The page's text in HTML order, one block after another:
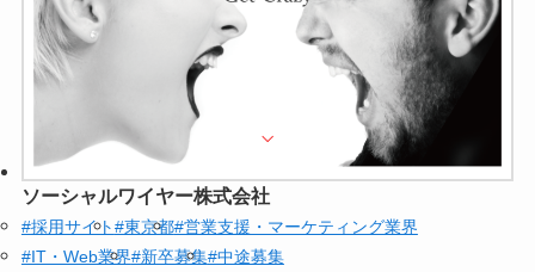
ソーシャルワイヤー株式会社
#採用サイト#東京都#営業支援・マーケティング業界
#IT・Web業界#新卒募集#中途募集